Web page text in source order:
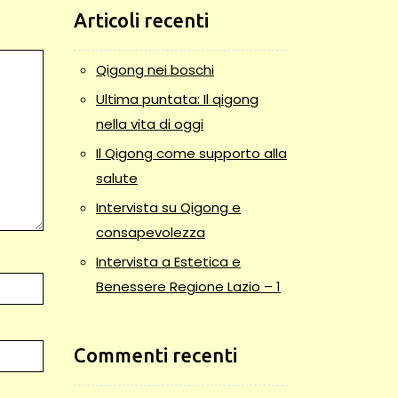
Articoli recenti
Qigong nei boschi
Ultima puntata: Il qigong
nella vita di oggi
Il Qigong come supporto alla
salute
Intervista su Qigong e
consapevolezza
Intervista a Estetica e
Benessere Regione Lazio – 1
Commenti recenti